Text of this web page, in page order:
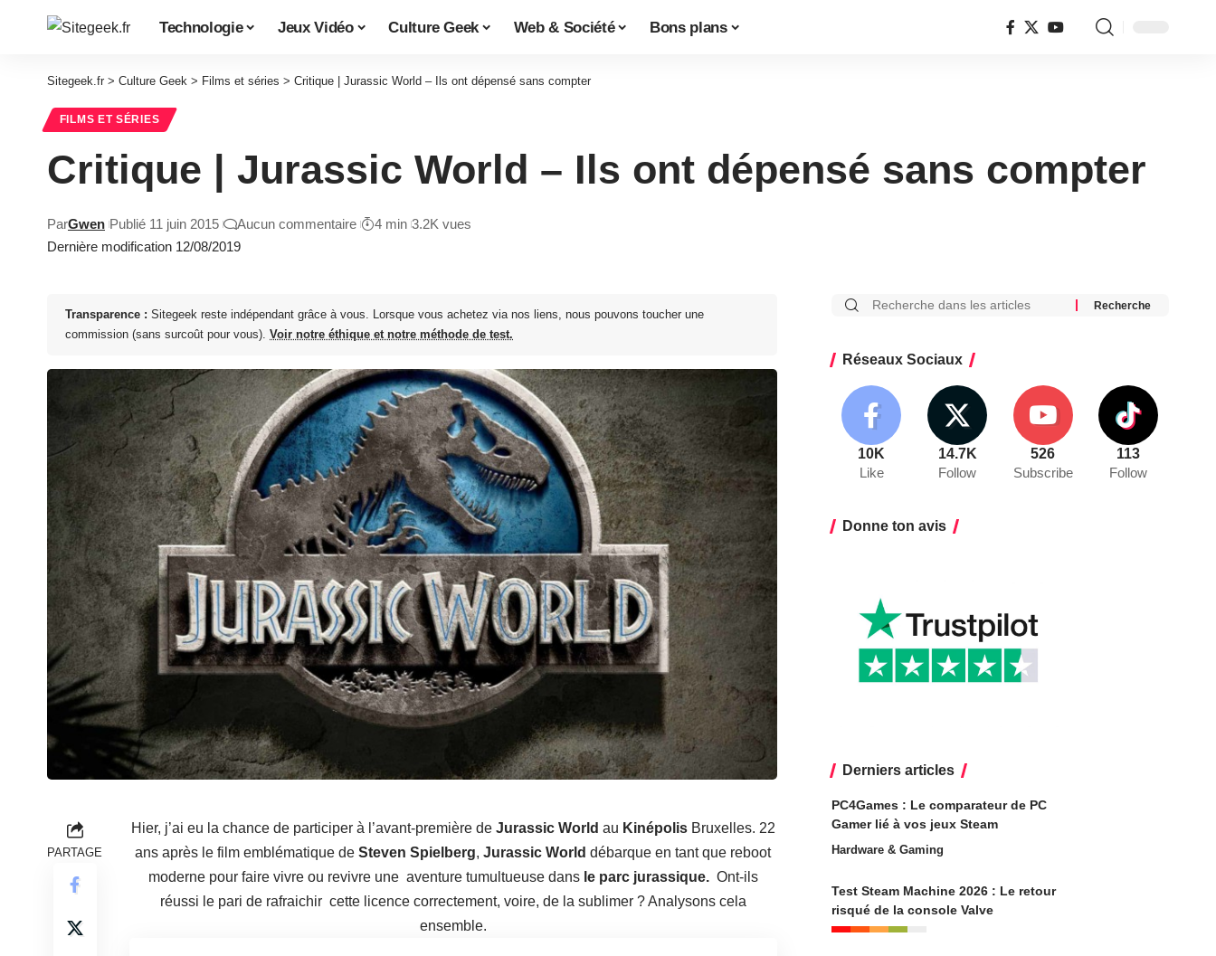
Technologie Jeux Vidéo Culture Geek Web & Société Bons plans
Sitegeek.fr > Culture Geek > Films et séries > Critique | Jurassic World – Ils ont dépensé sans compter
FILMS ET SÉRIES
Critique | Jurassic World – Ils ont dépensé sans compter
Dernière modification 12/08/2019
ParGwen Publié 11 juin 2015 Aucun commentaire 4 min 3.2K vues
Transparence : Sitegeek reste indépendant grâce à vous. Lorsque vous achetez via nos liens, nous pouvons toucher une
commission (sans surcoût pour vous). Voir notre éthique et notre méthode de test.
PARTAGE
Hier, j’ai eu la chance de participer à l’avant-première de Jurassic World au KinépolisBruxelles. 22
ans après le film emblématique deSteven Spielberg,Jurassic World débarque en tant que reboot
moderne pour faire vivre ou revivre une aventure tumultueuse dans le parc jurassique.Ont-ils
réussi le pari de rafraichir cette licence correctement, voire, de la sublimer ? Analysons cela
ensemble.
Réseaux Sociaux
10K
Like
14.7K
Follow
526
Subscribe
113
Follow
Donne ton avis
Derniers articles
PC4Games : Le comparateur de PC
Gamer lié à vos jeux Steam
Hardware & Gaming
Test Steam Machine 2026 : Le retour
risqué de la console Valve